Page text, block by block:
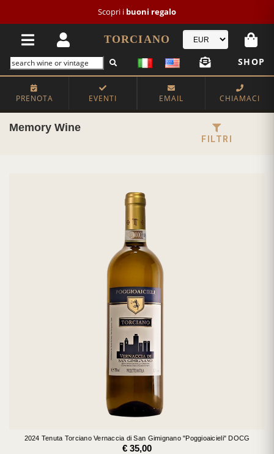
Nuovo cliente?NEW2026-20€
TORCIANO
SHOP
PRENOTA EVENTI EMAIL CHIAMACI
Memory Wine
FILTRI
2024 Tenuta Torciano Vernaccia di San Gimignano "Poggioaicieli" DOCG
€ 35,00